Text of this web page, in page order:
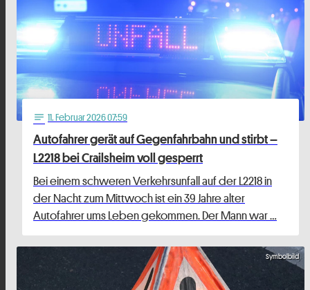
notes 11. Februar 2026 07:59
Autofahrer gerät auf Gegenfahrbahn und stirbt –
L2218 bei Crailsheim voll gesperrt
Bei einem schweren Verkehrsunfall auf der L2218 in
der Nacht zum Mittwoch ist ein 39 Jahre alter
Autofahrer ums Leben gekommen. Der Mann war …
Symbolbild